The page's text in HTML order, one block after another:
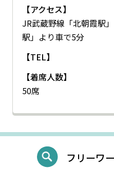
【アクセス】
JR武蔵野線「北朝霞駅
駅」より車で5分
【TEL】
【着席人数】
50席
フリーワ